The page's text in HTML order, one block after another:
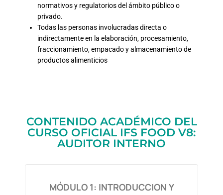
normativos y regulatorios del ámbito público o
privado.
Todas las personas involucradas directa o
indirectamente en la elaboración, procesamiento,
fraccionamiento, empacado y almacenamiento de
productos alimenticios
CONTENIDO ACADÉMICO DEL
CURSO OFICIAL IFS FOOD V8:
AUDITOR INTERNO
MÓDULO 1: INTRODUCCION Y